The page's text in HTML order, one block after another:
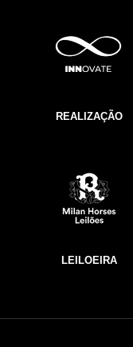
REALIZAÇÃO
LEILOEIRA